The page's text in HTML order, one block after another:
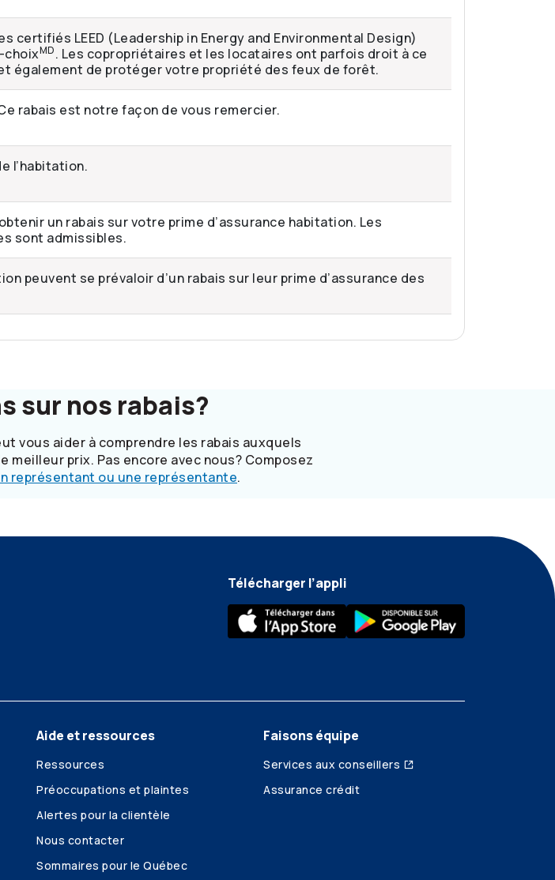
certifiés LEED (Leadership in Energy and Environmental Design)
choixMD. Les copropriétaires et les locataires ont parfois droit à ce
également de protéger votre propriété des feux de forêt.
rabais est notre façon de vous remercier.
l’habitation.
un rabais sur votre prime d’assurance habitation. Les
sont admissibles.
peuvent se prévaloir d’un rabais sur leur prime d’assurance des
sur nos rabais?
vous aider à comprendre les rabais auxquels
meilleur prix. Pas encore avec nous? Composez
représentant ou une représentante.
Télécharger l’appli
Aide et ressources
Ressources
Préoccupations et plaintes
Alertes pour la clientèle
Nous contacter
Sommaires pour le Québec
Faisons équipe
Services aux conseillers
Assurance crédit